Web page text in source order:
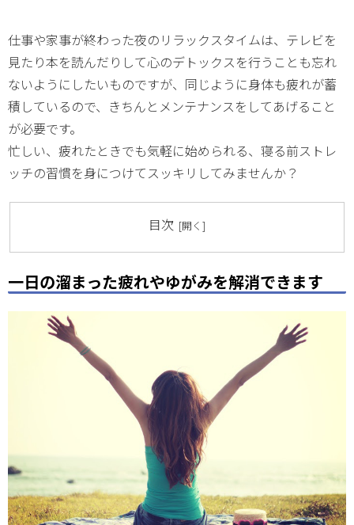
仕事や家事が終わった夜のリラックスタイムは、テレビを
見たり本を読んだりして心のデトックスを行うことも忘れ
ないようにしたいものですが、同じように身体も疲れが蓄
積しているので、きちんとメンテナンスをしてあげること
が必要です。
忙しい、疲れたときでも気軽に始められる、寝る前ストレ
ッチの習慣を身につけてスッキリしてみませんか？
目次
一日の溜まった疲れやゆがみを解消できます